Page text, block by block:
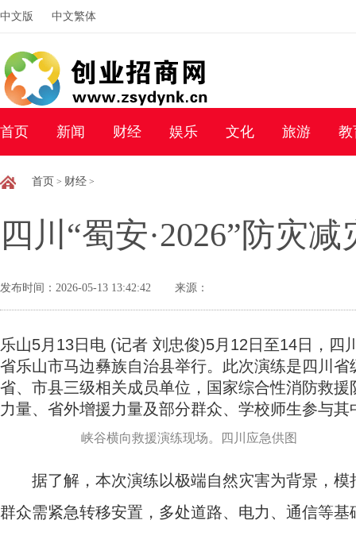
中文版 中文繁体
首页 新闻 财经 娱乐 文化 旅游 教
首页 > 财经 >
四川“蜀安·2026”防灾
发布时间：2026-05-13 13:42:42 来源：
乐山5月13日电 (记者 刘忠俊)5月12日至14日，四
省乐山市马边彝族自治县举行。此次演练是四川
省、市县三级相关成员单位，国家综合性消防救
力量、省外增援力量及部分群众、学校师生参与其
峡谷横向救援演练现场。四川应急供图
据了解，本次演练以极端自然灾害为背景，模
群众需紧急转移安置，多处道路、电力、通信等